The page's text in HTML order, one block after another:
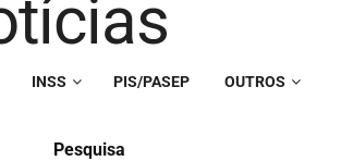
INSS PIS/PASEP OUTROS
Pesquisa